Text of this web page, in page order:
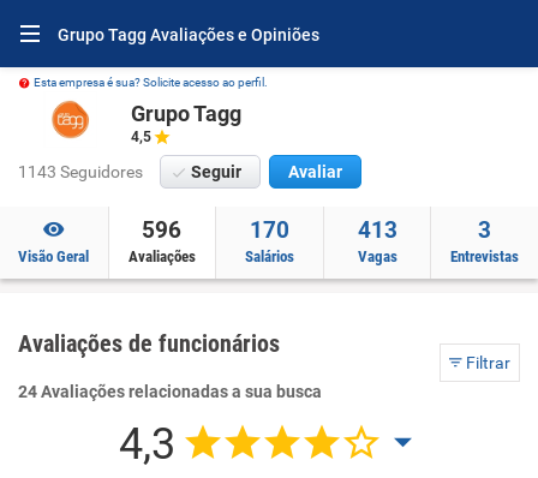
Grupo Tagg Avaliações e Opiniões
Esta empresa é sua? Solicite acesso ao perfil.
Grupo Tagg
4,5
1143 Seguidores Seguir Avaliar
Visão Geral
596
Avaliações
170
Salários
413
Vagas
3
Entrevistas
Avaliações de funcionários
Filtrar
24 Avaliações relacionadas a sua busca
4,3